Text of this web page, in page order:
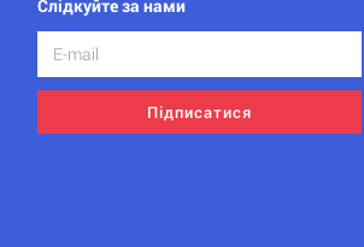
Слідкуйте за нами
Підписатися